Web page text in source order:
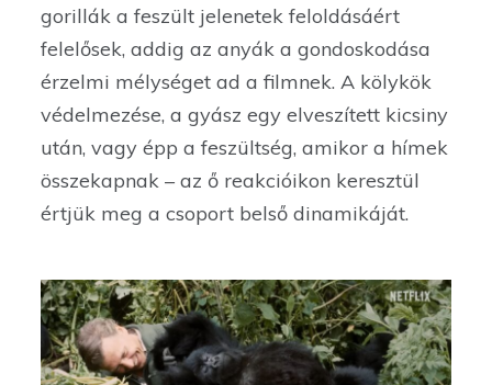
gorillák a feszült jelenetek feloldásáért
felelősek, addig az anyák a gondoskodása
érzelmi mélységet ad a filmnek. A kölykök
védelmezése, a gyász egy elveszített kicsiny
után, vagy épp a feszültség, amikor a hímek
összekapnak – az ő reakcióikon keresztül
értjük meg a csoport belső dinamikáját.